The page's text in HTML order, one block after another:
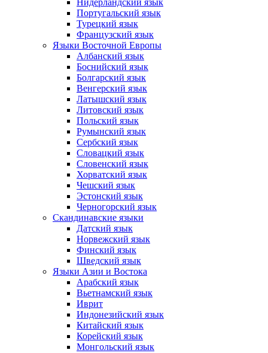
Нидерландский язык
Португальский язык
Турецкий язык
Французский язык
Языки Восточной Европы
Албанский язык
Боснийский язык
Болгарский язык
Венгерский язык
Латышский язык
Литовский язык
Польский язык
Румынский язык
Сербский язык
Словацкий язык
Словенский язык
Хорватский язык
Чешский язык
Эстонский язык
Черногорский язык
Скандинавские языки
Датский язык
Норвежский язык
Финский язык
Шведский язык
Языки Азии и Востока
Арабский язык
Вьетнамский язык
Иврит
Индонезийский язык
Китайский язык
Корейский язык
Монгольский язык